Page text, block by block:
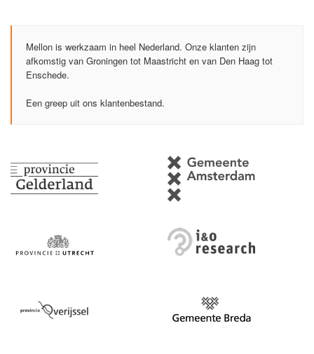
Mellon is werkzaam in heel Nederland. Onze klanten zijn
afkomstig van Groningen tot Maastricht en van Den Haag tot
Enschede.
Een greep uit ons klantenbestand.